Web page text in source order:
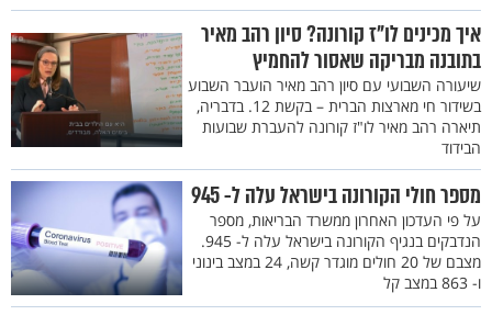
איך מכינים לו"ז קורונה? סיון רהב מאיר
בתובנה מבריקה שאסור להחמיץ
שיעורה השבועי עם סיון רהב מאיר הועבר השבוע
בשידור חי מארצות הברית – בקשת 12. בדבריה,
תיארה רהב מאיר לו"ז קורונה להעברת שבועות
הבידוד
מספר חולי הקורונה בישראל עלה ל- 945
על פי העדכון האחרון ממשרד הבריאות, מספר
הנדבקים בנגיף הקורונה בישראל עלה ל- 945.
מצבם של 20 חולים מוגדר קשה, 24 במצב בינוני
ו- 863 במצב קל